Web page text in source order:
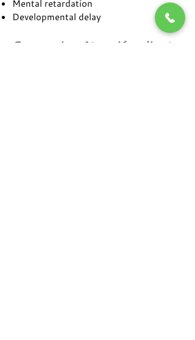
Mental retardation
Developmental delay
Compasivo Atención cliente